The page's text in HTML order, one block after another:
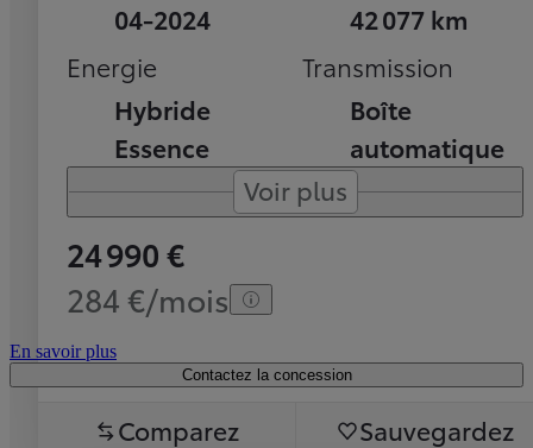
04-2024
42 077 km
Energie
Hybride
Essence
Transmission
Boîte
automatique
Voir plus
24 990 €
284 €/mois
En savoir plus
Contactez la concession
Comparez Sauvegardez